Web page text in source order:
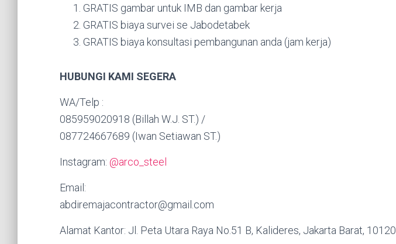
GRATIS gambar untuk IMB dan gambar kerja
GRATIS biaya survei se Jabodetabek
GRATIS biaya konsultasi pembangunan anda (jam kerja)
HUBUNGI KAMI SEGERA
WA/Telp :
085959020918 (Billah W.J. ST.) /
087724667689 (Iwan Setiawan ST.)
Instagram: @arco_steel
Email:
abdiremajacontractor@gmail.com
Alamat Kantor: Jl. Peta Utara Raya No.51 B, Kalideres, Jakarta Barat, 10120